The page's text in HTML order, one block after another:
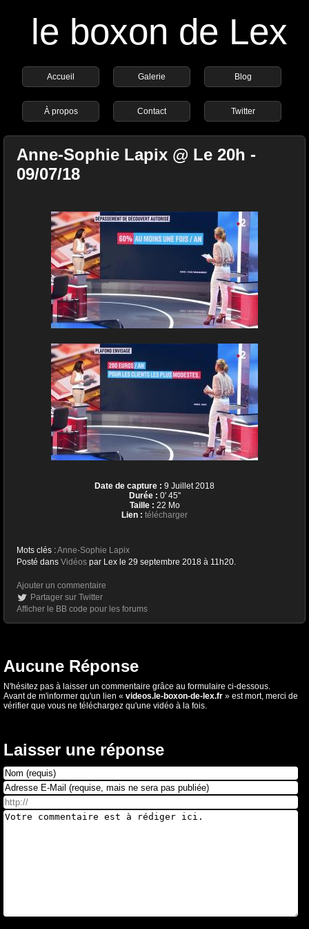
le boxon de Lex
Accueil Galerie Blog
À propos Contact Twitter
Anne-Sophie Lapix @ Le 20h -
09/07/18
Date de capture : 9 Juillet 2018
Durée : 0' 45''
Taille : 22 Mo
Lien : télécharger
Mots clés :Anne-Sophie Lapix
Posté dans Vidéos par Lex le 29 septembre 2018 à 11h20.
Ajouter un commentaire
Partager sur Twitter
Afficher le BB code pour les forums
Aucune Réponse
N'hésitez pas à laisser un commentaire grâce au formulaire ci-dessous.
Avant de m'informer qu'un lien « videos.le-boxon-de-lex.fr » est mort, merci de
vérifier que vous ne téléchargez qu'une vidéo à la fois.
Laisser une réponse